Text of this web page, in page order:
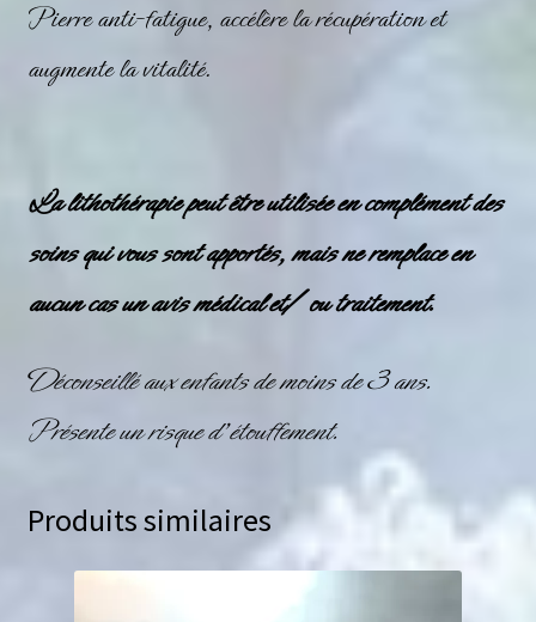
Pierre anti-fatigue, accélère la récupération et
augmente la vitalité.
La lithothérapie peut être utilisée en complément des
soins qui vous sont apportés, mais ne remplace en
aucun cas un avis médical et/ ou traitement.
Déconseillé aux enfants de moins de 3 ans.
Présente un risque d’étouffement.
Produits similaires